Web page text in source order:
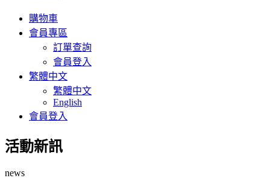
購物車
會員專區
訂單查詢
會員登入
繁體中文
繁體中文
English
會員登入
活動新訊
news